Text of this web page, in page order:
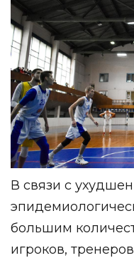
В связи с
большим
игроков,